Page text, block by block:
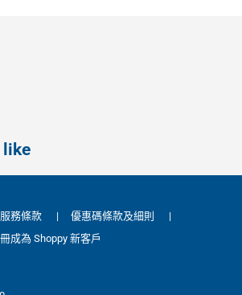
like
務條款 | 優惠碼條款及細則
|
成為 Shoppy 新客戶